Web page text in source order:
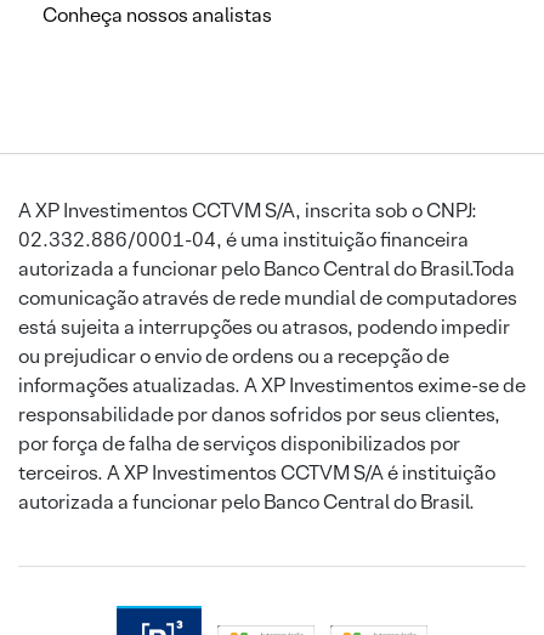
Conheça nossos analistas
A XP Investimentos CCTVM S/A, inscrita sob o CNPJ:
02.332.886/0001-04, é uma instituição financeira
autorizada a funcionar pelo Banco Central do Brasil.Toda
comunicação através de rede mundial de computadores
está sujeita a interrupções ou atrasos, podendo impedir
ou prejudicar o envio de ordens ou a recepção de
informações atualizadas. A XP Investimentos exime-se de
responsabilidade por danos sofridos por seus clientes,
por força de falha de serviços disponibilizados por
terceiros. A XP Investimentos CCTVM S/A é instituição
autorizada a funcionar pelo Banco Central do Brasil.